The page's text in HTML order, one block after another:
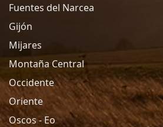
Fuentes del Narcea
Gijón
Mijares
Montaña Central
Occidente
Oriente
Oscos - Eo